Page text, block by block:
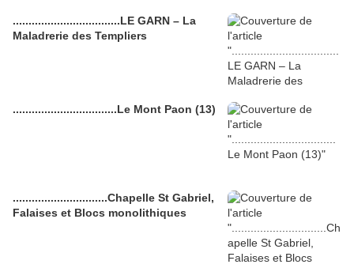
..................................LE GARN – La
Maladrerie des Templiers
.................................Le Mont Paon (13)
..............................Chapelle St Gabriel,
Falaises et Blocs monolithiques